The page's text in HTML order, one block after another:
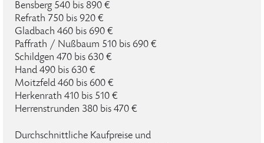
Bensberg 540 bis 890 €
Refrath 750 bis 920 €
Gladbach 460 bis 690 €
Paffrath / Nußbaum 510 bis 690 €
Schildgen 470 bis 630 €
Hand 490 bis 630 €
Moitzfeld 460 bis 600 €
Herkenrath 410 bis 510 €
Herrenstrunden 380 bis 470 €
Durchschnittliche Kaufpreise und